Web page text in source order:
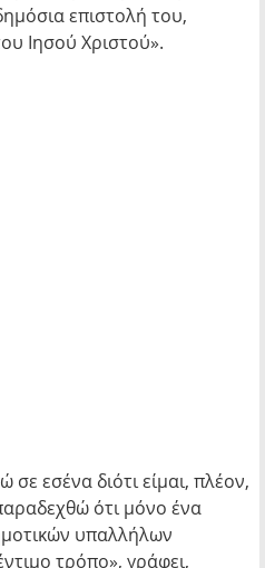
επιστολή του,
Ιησού Χριστού».
εσένα διότι είμαι, πλέον,
ότι μόνο ένα
υπαλλήλων
τρόπο», γράφει,